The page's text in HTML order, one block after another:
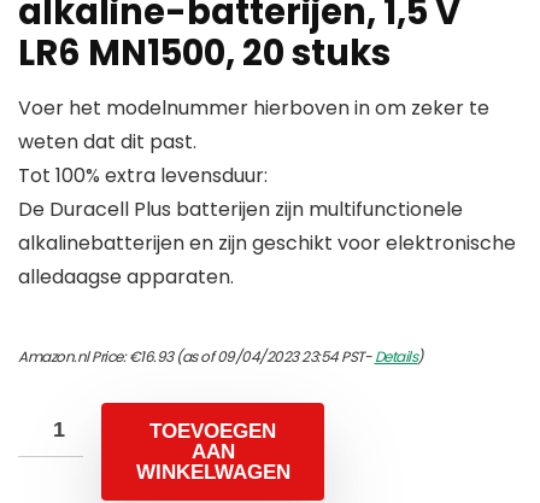
alkaline-batterijen, 1,5 V
LR6 MN1500, 20 stuks
Voer het modelnummer hierboven in om zeker te
weten dat dit past.
Tot 100% extra levensduur:
De Duracell Plus batterijen zijn multifunctionele
alkalinebatterijen en zijn geschikt voor elektronische
alledaagse apparaten.
Amazon.nl Price:€16.93(as of 09/04/2023 23:54 PST-Details)
TOEVOEGEN
AAN
WINKELWAGEN